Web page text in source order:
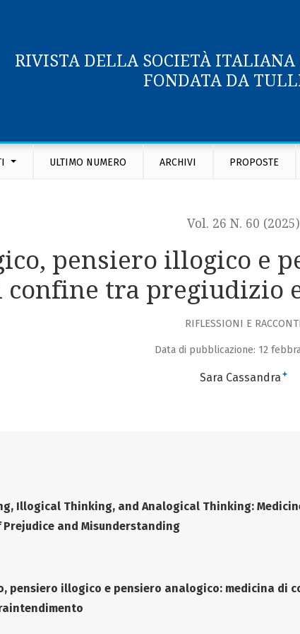
RIVISTA DELLA SOCIETÀ
FONDATA DA
ULTIMO NUMERO ARCHIVI PROPOSTE
Vol. 26 N. 60 (2025)
pensiero illogico e
confine tra pregiudizio
RIFLESSIONI E RACCONTI
Data di pubblicazione: 12
Sara Cassandra +
Illogical Thinking, and Analogical Thinking:
and Misunderstanding
pensiero illogico e pensiero analogico: medicina di